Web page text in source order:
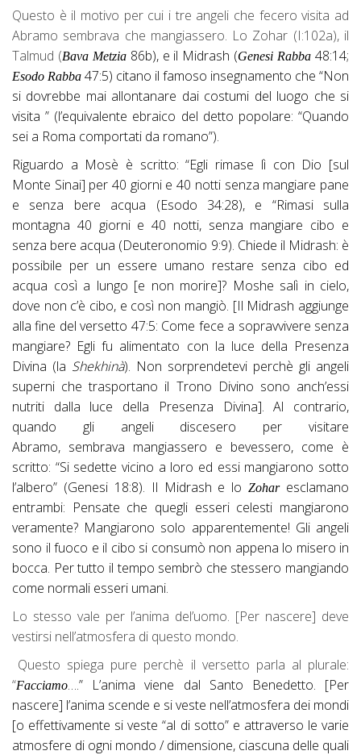
Questo è il motivo per cui i tre angeli che fecero visita ad
Abramo sembrava che mangiassero. Lo Zohar (I:102a), il
Talmud (Bava Metzia86b), e il Midrash (Genesi Rabba 48:14;
Esodo Rabba 47:5) citano il famoso insegnamento che “Non
si dovrebbe mai allontanare dai costumi del luogo che si
visita ” (l’equivalente ebraico del detto popolare: “Quando
sei a Roma comportati da romano”).
Riguardo a Mosè è scritto: “Egli rimase lì con Dio [sul
Monte Sinai] per 40 giorni e 40 notti senza mangiare pane
e senza bere acqua (Esodo 34:28), e “Rimasi sulla
montagna 40 giorni e 40 notti, senza mangiare cibo e
senza bere acqua (Deuteronomio 9:9). Chiede il Midrash: è
possibile per un essere umano restare senza cibo ed
acqua così a lungo [e non morire]? Moshe salì in cielo,
dove non c’è cibo, e così non mangiò. [Il Midrash aggiunge
alla fine del versetto 47:5: Come fece a sopravvivere senza
mangiare? Egli fu alimentato con la luce della Presenza
Divina (la Shekhinà). Non sorprendetevi perchè gli angeli
superni che trasportano il Trono Divino sono anch’essi
nutriti dalla luce della Presenza Divina]. Al contrario,
quando gli angeli discesero per visitare
Abramo, sembrava mangiassero e bevessero, come è
scritto: “Si sedette vicino a loro ed essi mangiarono sotto
l’albero” (Genesi 18:8). Il Midrash e loZoharesclamano
entrambi: Pensate che quegli esseri celesti mangiarono
veramente? Mangiarono solo apparentemente! Gli angeli
sono il fuoco e il cibo si consumò non appena lo misero in
bocca. Per tutto il tempo sembrò che stessero mangiando
come normali esseri umani.
Lo stesso vale per l’anima del’uomo. [Per nascere] deve
vestirsi nell’atmosfera di questo mondo.
Questo spiega pure perchè il versetto parla al plurale:
“Facciamo….” L’anima viene dal Santo Benedetto. [Per
nascere] l’anima scende e si veste nell’atmosfera dei mondi
[o effettivamente si veste “al di sotto” e attraverso le varie
atmosfere di ogni mondo / dimensione, ciascuna delle quali